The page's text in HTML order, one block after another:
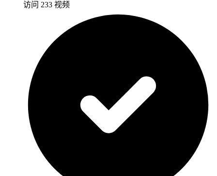
访问 233 视频